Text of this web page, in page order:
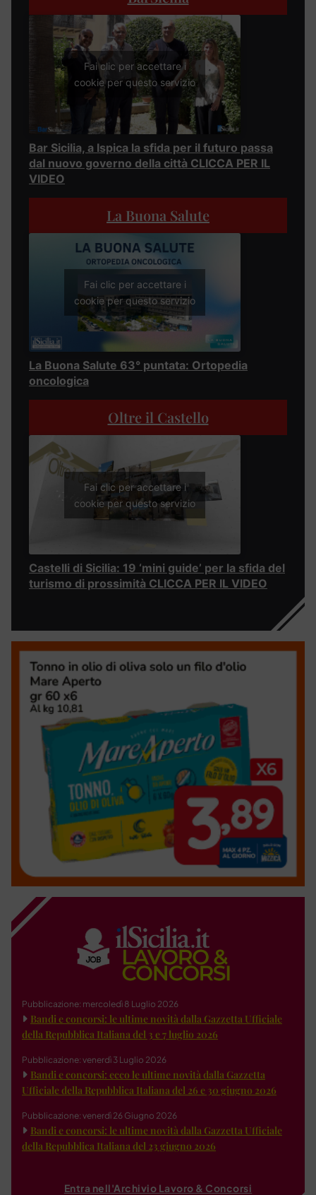
Fai clic per accettare i
cookie per questo servizio
Bar Sicilia, a Ispica la sfida per il futuro passa
dal nuovo governo della città CLICCA PER IL
VIDEO
La Buona Salute
Fai clic per accettare i
cookie per questo servizio
La Buona Salute 63° puntata: Ortopedia
oncologica
Oltre il Castello
Fai clic per accettare i
cookie per questo servizio
Castelli di Sicilia: 19 ‘mini guide’ per la sfida del
turismo di prossimità CLICCA PER IL VIDEO
Pubblicazione: mercoledì 8 Luglio 2026
Bandi e concorsi: le ultime novità dalla Gazzetta Ufficiale
della Repubblica Italiana del 3 e 7 luglio 2026
Pubblicazione: venerdì 3 Luglio 2026
Bandi e concorsi: ecco le ultime novità dalla Gazzetta
Ufficiale della Repubblica Italiana del 26 e 30 giugno 2026
Pubblicazione: venerdì 26 Giugno 2026
Bandi e concorsi: le ultime novità dalla Gazzetta Ufficiale
della Repubblica Italiana del 23 giugno 2026
Entra nell'Archivio Lavoro & Concorsi